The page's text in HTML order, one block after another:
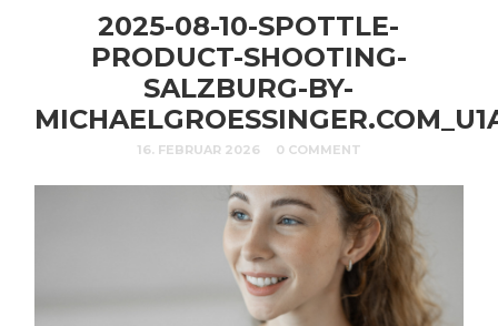
2025-08-10-SPOTTLE-
PRODUCT-SHOOTING-
SALZBURG-BY-
16. FEBRUAR 2026 0 COMMENT